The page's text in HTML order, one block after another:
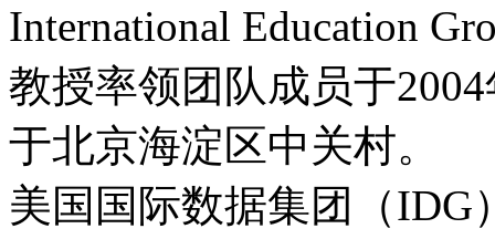
International Education
教授率领团队成员于
于北京海淀区中关村。
美国国际数据集团（